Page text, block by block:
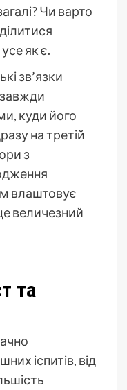
Чи варто
як є.
зв’язки
куди його
на третій
з
влаштовує
величезний
та
іспитів, від